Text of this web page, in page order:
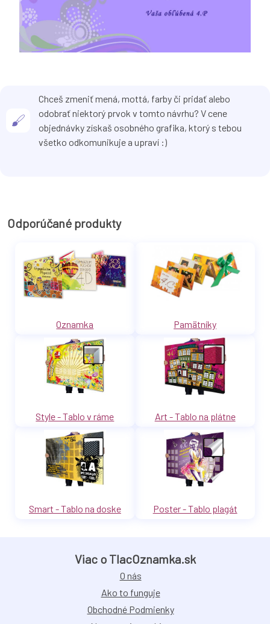
Chceš zmeniť mená, mottá, farby či pridať alebo
odobrať niektorý prvok v tomto návrhu? V cene
objednávky získaš osobného grafika, ktorý s tebou
všetko odkomunikuje a upraví :)
Odporúčané produkty
Oznamka Pamätníky
Style - Tablo v ráme Art - Tablo na plátne
Smart - Tablo na doske Poster - Tablo plagát
Viac o TlacOznamka.sk
O nás
Ako to funguje
Obchodné Podmienky